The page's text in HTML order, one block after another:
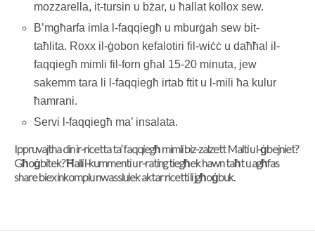
mozzarella, it-tursin u bżar, u ħallat kollox sew.
B’mgħarfa imla l-faqqiegħ u mburġah sew bit-
taħlita. Roxx il-ġobon kefalotiri fil-wiċċ u daħħal il-
faqqiegħ mimli fil-forn għal 15-20 minuta, jew
sakemm tara li l-faqqiegħ irtab ftit u l-mili ħa kulur
ħamrani.
Servi l-faqqiegħ ma’ insalata.
Ippruvajtha din ir-ricetta ta’ faqqiegħ mimli biz-zalzett Malti u l-ġbejniet?
Għoġbitek? Ħalli l-kummenti u r-rating tiegħek hawn taħt u agħfas
share biex inkomplu nwasslulek aktar ricetti li jgħoġbuk.